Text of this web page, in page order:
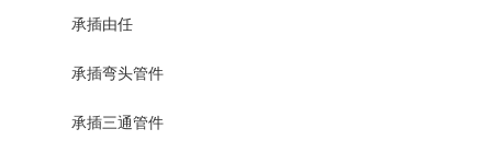
承插由任
承插弯头管件
承插三通管件